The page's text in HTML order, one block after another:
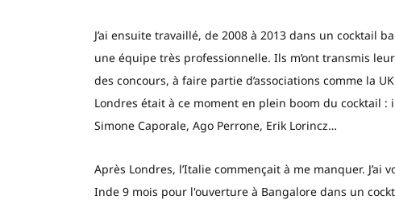
J’ai ensuite travaillé, de 2008 à 2013 dans un cocktail
une équipe très professionnelle. Ils m’ont transmis
des concours, à faire partie d’associations comme la
Londres était à ce moment en plein boom du cocktail :
Simone Caporale, Ago Perrone, Erik Lorincz…
Après Londres, l’Italie commençait à me manquer. J’ai
Inde 9 mois pour l'ouverture à Bangalore dans un